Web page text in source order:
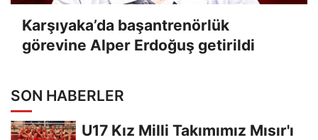
Karşıyaka’da başantrenörlük
görevine Alper Erdoğuş getirildi
SON HABERLER
U17 Kız Milli Takımımız Mısır'ı